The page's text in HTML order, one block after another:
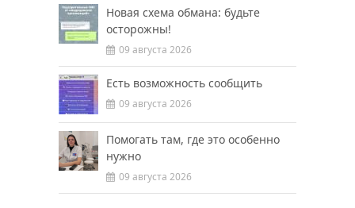
Новая схема обмана: будьте
осторожны!
09 августа 2026
Есть возможность сообщить
09 августа 2026
Помогать там, где это особенно
нужно
09 августа 2026